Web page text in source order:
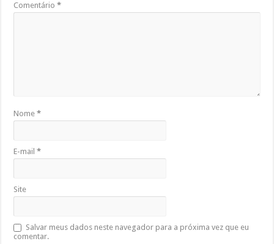
Comentário*
Nome*
E-mail*
Site
Salvar meus dados neste navegador para a próxima vez que eu
comentar.